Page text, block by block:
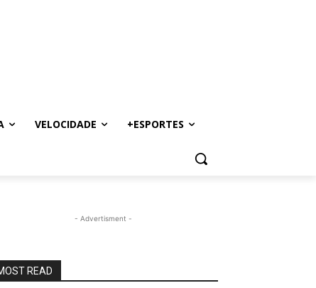
VELOCIDADE +ESPORTES
- Advertisment -
READ